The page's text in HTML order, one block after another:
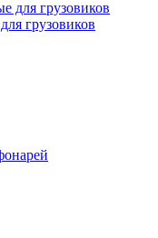
грузовиков